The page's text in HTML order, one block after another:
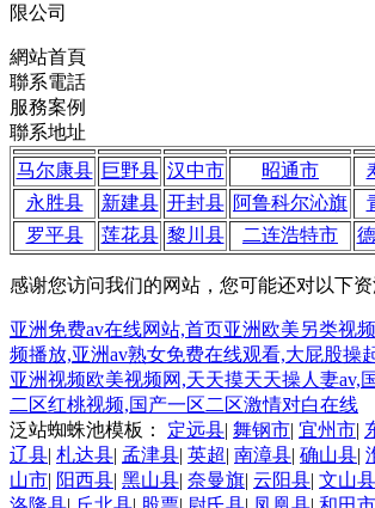
限公司
網站首頁
聯系電話
服務案例
聯系地址
马尔康县 巨野县 汉中市 昭通市
永胜县
新建县 开封县 阿鲁科尔沁旗
罗平县
莲花县 黎川县 二连浩特市
感谢您访问我们的网站，您可能还对以下资
亚洲免费av在线网站,首页亚洲欧美另类视
频播放,亚洲av熟女免费在线观看,大屁股操
亚洲视频欧美视频网,天天摸天天操人妻av,
二区红桃视频,国产一区二区激情对白在线
泛站蜘蛛池模板： 定远县| 舞钢市| 宜州市|
辽县| 札达县| 孟津县| 英超| 南漳县| 确山县|
山市| 阳西县| 黑山县| 奈曼旗| 云阳县| 文山县